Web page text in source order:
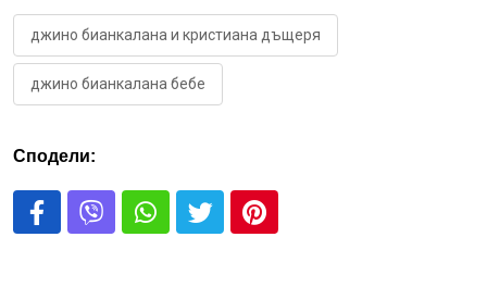
джино бианкалана и кристиана дъщеря
джино бианкалана бебе
Сподели: